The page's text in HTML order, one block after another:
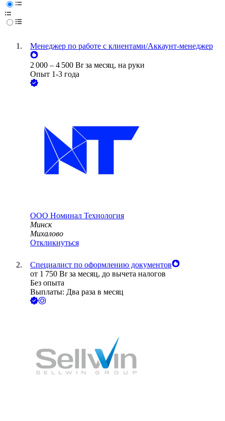
Менеджер по работе с клиентами/Аккаунт-менеджер
2 000 – 4 500 Br за месяц, на руки
Опыт 1-3 года
ООО Номинал Технология
Минск
Михалово
Откликнуться
Специалист по оформлению документов
от 1 750 Br за месяц, до вычета налогов
Без опыта
Выплаты: Два раза в месяц